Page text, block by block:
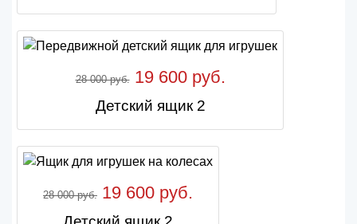
28 000 руб.19 600 руб.
Детский ящик 2
28 000 руб. 19 600 руб.